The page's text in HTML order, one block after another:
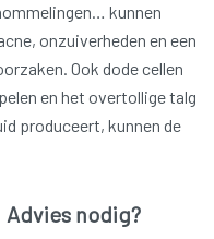
kunnen
onzuiverheden en een
Ook dode cellen
en het overtollige talg
produceert, kunnen de
Advies nodig?